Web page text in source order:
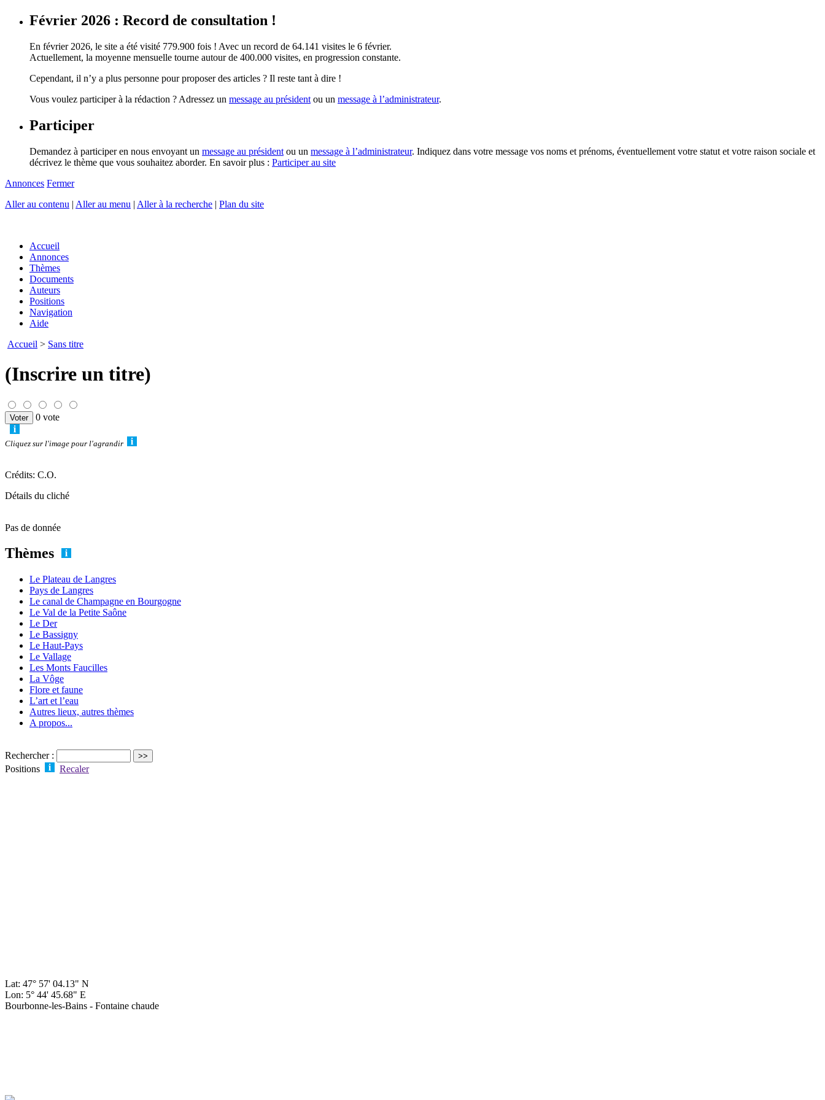
Février 2026 : Record de consultation !
En février 2026, le site a été visité 779.900 fois ! Avec un record de 64.141 visites le 6 février.
Actuellement, la moyenne mensuelle tourne autour de 400.000 visites, en progression constante.
Cependant, il n’y a plus personne pour proposer des articles ? Il reste tant à dire !
Vous voulez participer à la rédaction ? Adressez un message au président ou un message à l’administrateur.
Participer
Demandez à participer en nous envoyant un message au président ou un message à l’administrateur. Indiquez dans votre message vos noms et prénoms, éventuellement votre statut et votre raison sociale et
décrivez le thème que vous souhaitez aborder. En savoir plus : Participer au site
Annonces Fermer
Aller au contenu | Aller au menu | Aller à la recherche | Plan du site
Accueil
Annonces
Thèmes
Documents
Auteurs
Positions
Navigation
Aide
Accueil > Sans titre
(Inscrire un titre)
0 vote
Cliquez sur l'image pour l'agrandir
Crédits: C.O.
Détails du cliché
Pas de donnée
Thèmes
Le Plateau de Langres
Pays de Langres
Le canal de Champagne en Bourgogne
Le Val de la Petite Saône
Le Der
Le Bassigny
Le Haut-Pays
Le Vallage
Les Monts Faucilles
La Vôge
Flore et faune
L’art et l’eau
Autres lieux, autres thèmes
A propos...
Rechercher :
Positions
Recaler
Lat: 47° 57' 04.13" N
Lon: 5° 44' 45.68" E
Bourbonne-les-Bains - Fontaine chaude